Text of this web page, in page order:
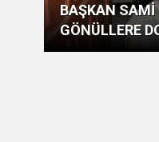
BAŞKAN SAMİ
GÖNÜLLERE